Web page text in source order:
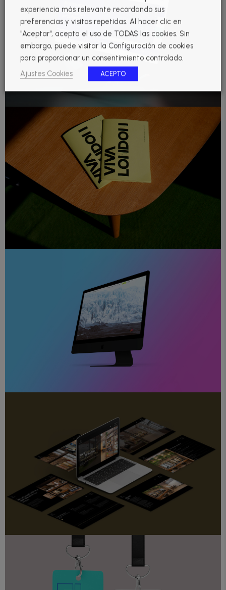
experiencia más relevante recordando sus
preferencias y visitas repetidas. Al hacer clic en
"Aceptar", acepta el uso de TODAS las cookies. Sin
embargo, puede visitar la Configuración de cookies
para proporcionar un consentimiento controlado.
Ajustes Cookies
ACEPTO